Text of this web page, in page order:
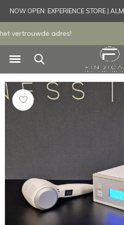
Experience store Almere